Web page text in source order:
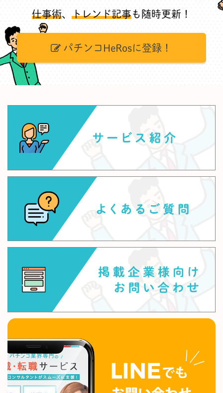
仕事術、 トレンド記事も随時更新！
パチンコHeRosに登録！